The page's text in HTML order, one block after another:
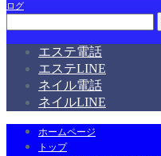
ログ
エステ電話
エステLINE
ネイル電話
ネイルLINE
ホームページ
トップ